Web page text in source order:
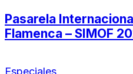
Pasarela
Flamenca – SIMOF
Especiales